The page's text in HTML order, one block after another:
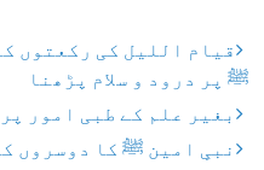
قیام اللیل کی رکعتوں
ﷺ پر درود و سلام پڑھنا
بغیر علم کے طبی امور
نبیِ امین ﷺ کا دوسروں